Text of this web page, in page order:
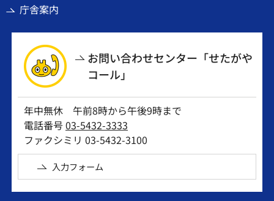
庁舎案内
お問い合わせセンター「せたがや
コール」
年中無休 午前8時から午後9時まで
電話番号03-5432-3333
ファクシミリ 03-5432-3100
入力フォーム